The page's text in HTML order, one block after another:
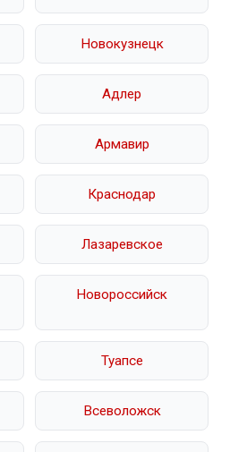
Новокузнецк
Адлер
Армавир
Краснодар
Лазаревское
Новороссийск
Туапсе
Всеволожск